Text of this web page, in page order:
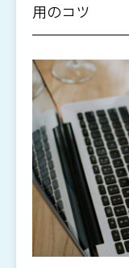
用のコツ